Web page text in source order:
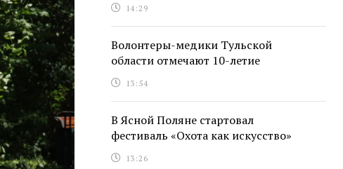
14:29
Волонтеры-медики Тульской
области отмечают 10-летие
13:54
В Ясной Поляне стартовал
фестиваль «Охота как искусство»
13:26